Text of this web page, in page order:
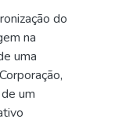
do
na
uma
um